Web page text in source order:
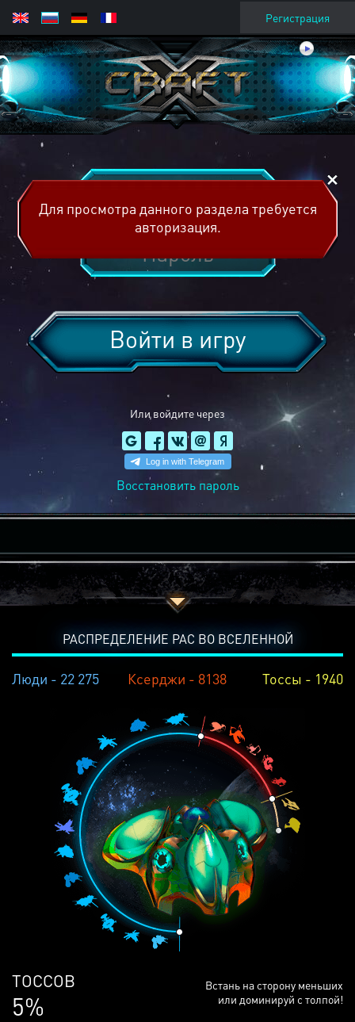
Регистрация
Или войдите через
Войти в игру
Восстановить пароль
Для просмотра данного раздела требуется
авторизация.
РАСПРЕДЕЛЕНИЕ РАС ВО ВСЕЛЕННОЙ
Люди - 22 275 Ксерджи - 8138 Тоссы - 1940
ЛЮДЕЙ
68%
Встань на сторону меньших
или доминируй с толпой!